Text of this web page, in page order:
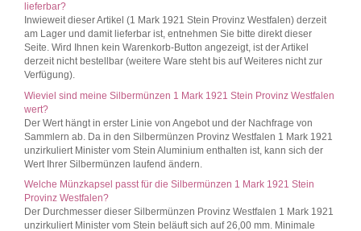
lieferbar?
Inwieweit dieser Artikel (1 Mark 1921 Stein Provinz Westfalen) derzeit
am Lager und damit lieferbar ist, entnehmen Sie bitte direkt dieser
Seite. Wird Ihnen kein Warenkorb-Button angezeigt, ist der Artikel
derzeit nicht bestellbar (weitere Ware steht bis auf Weiteres nicht zur
Verfügung).
Wieviel sind meine Silbermünzen 1 Mark 1921 Stein Provinz Westfalen
wert?
Der Wert hängt in erster Linie von Angebot und der Nachfrage von
Sammlern ab. Da in den Silbermünzen Provinz Westfalen 1 Mark 1921
unzirkuliert Minister vom Stein Aluminium enthalten ist, kann sich der
Wert Ihrer Silbermünzen laufend ändern.
Welche Münzkapsel passt für die Silbermünzen 1 Mark 1921 Stein
Provinz Westfalen?
Der Durchmesser dieser Silbermünzen Provinz Westfalen 1 Mark 1921
unzirkuliert Minister vom Stein beläuft sich auf 26,00 mm. Minimale